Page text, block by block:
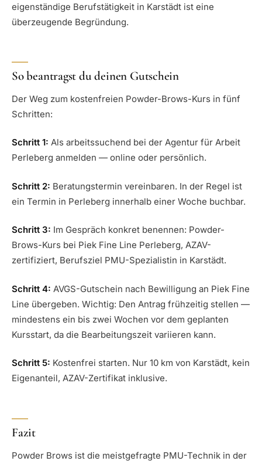
eigenständige Berufstätigkeit in Karstädt ist eine
überzeugende Begründung.
So beantragst du deinen Gutschein
Der Weg zum kostenfreien Powder-Brows-Kurs in fünf
Schritten:
Schritt 1: Als arbeitssuchend bei der Agentur für Arbeit
Perleberg anmelden — online oder persönlich.
Schritt 2: Beratungstermin vereinbaren. In der Regel ist
ein Termin in Perleberg innerhalb einer Woche buchbar.
Schritt 3: Im Gespräch konkret benennen: Powder-
Brows-Kurs bei Piek Fine Line Perleberg, AZAV-
zertifiziert, Berufsziel PMU-Spezialistin in Karstädt.
Schritt 4: AVGS-Gutschein nach Bewilligung an Piek Fine
Line übergeben. Wichtig: Den Antrag frühzeitig stellen —
mindestens ein bis zwei Wochen vor dem geplanten
Kursstart, da die Bearbeitungszeit variieren kann.
Schritt 5: Kostenfrei starten. Nur 10 km von Karstädt, kein
Eigenanteil, AZAV-Zertifikat inklusive.
Fazit
Powder Brows ist die meistgefragte PMU-Technik in der